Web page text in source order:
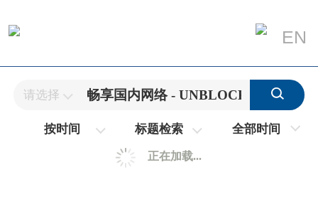
EN
请选择
按时间 标题检索 全部时间
正在加载...